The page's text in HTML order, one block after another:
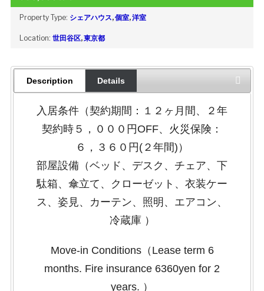
Property Type: シェアハウス,個室,洋室
Location: 世田谷区,東京都
Description Details
入居条件（契約期間：１２ヶ月間、２年
契約時５，０００円OFF、火災保険：
６，３６０円(２年間)）
部屋設備（ベッド、デスク、チェア、下
駄箱、傘立て、クローゼット、衣装ケー
ス、姿見、カーテン、照明、エアコン、
冷蔵庫 ）
Move-in Conditions（Lease term 6
months. Fire insurance 6360yen for 2
years. ）